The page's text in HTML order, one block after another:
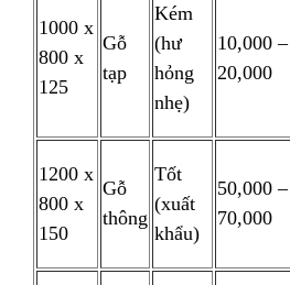
1000 x
800 x
125
Gỗ
tạp
Kém
(hư
hỏng
nhẹ)
10,000 –
20,000
1200 x
800 x
150
Gỗ
thông
Tốt
(xuất
khẩu)
50,000 –
70,000